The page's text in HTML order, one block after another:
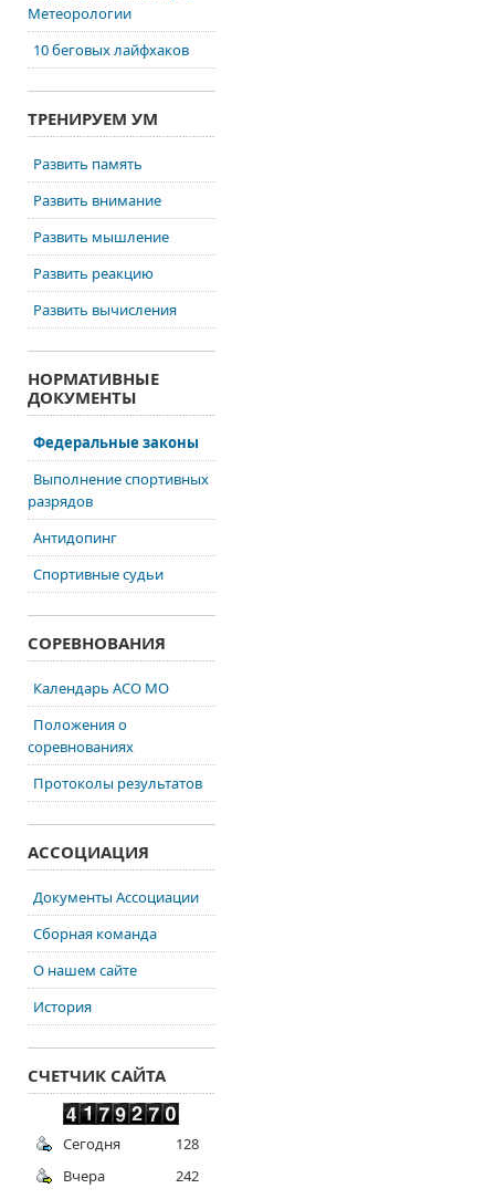
Метеорологии
10 беговых лайфхаков
ТРЕНИРУЕМ УМ
Развить память
Развить внимание
Развить мышление
Развить реакцию
Развить вычисления
НОРМАТИВНЫЕ
ДОКУМЕНТЫ
Федеральные законы
Выполнение спортивных
разрядов
Антидопинг
Спортивные судьи
СОРЕВНОВАНИЯ
Календарь АСО МО
Положения о
соревнованиях
Протоколы результатов
АССОЦИАЦИЯ
Документы Ассоциации
Сборная команда
О нашем сайте
История
СЧЕТЧИК САЙТА
Сегодня
128
Вчера
242